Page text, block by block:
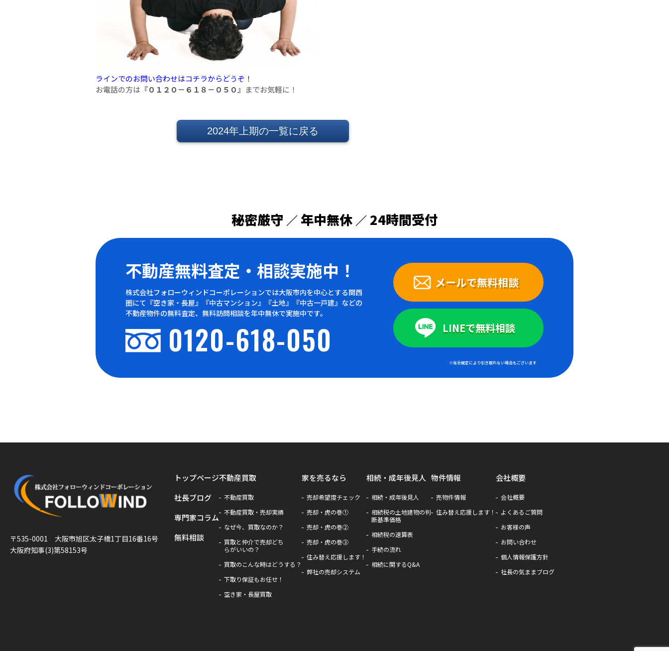
ラインでのお問い合わせはコチラからどうぞ！
お電話の方は 『０１２０－６１８－０５０』 までお気軽に！
2024年上期の一覧に戻る
秘密厳守 ／ 年中無休 ／ 24時間受付
不動産無料査定・ 相談実施中！
株式会社フォローウィンドコーポレーションでは大阪市内を中心とする関西
圏にて『空き家・長屋』『中古マンション』『土地』『中古一戸建』などの
不動産物件の無料査定、無料訪問相談を年中無休で実施中です。
0120-618-050
メールで無料相談
LINEで無料相談
※当社規定により引き取れない場合もございます
〒535-0001 大阪市旭区太子橋1丁目16番16号
大阪府知事(3)第58153号
トップページ
社長ブログ
専門家コラム
無料相談
不動産買取
不動産買取
不動産買取・売却実績
なぜ今、買取なのか？
買取と仲介で売却どち
らがいいの？
買取のこんな時はどうする？
下取り保証もお任せ！
空き家・長屋買取
家を売るなら
売却希望度チェック
売却・虎の巻①
売却・虎の巻②
売却・虎の巻③
住み替え応援します！
弊社の売却システム
相続・成年後見人
相続・成年後見人
相続税の土地建物の判
断基準価格
相続税の速算表
手続の流れ
相続に関するQ&A
物件情報
売物件情報
住み替え応援します！
会社概要
会社概要
よくあるご質問
お客様の声
お問い合わせ
個人情報保護方針
社長の気ままブログ